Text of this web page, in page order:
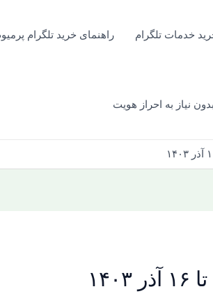
خدمات تلگرام راهنمای خرید تلگرام
نیاز به احراز هویت